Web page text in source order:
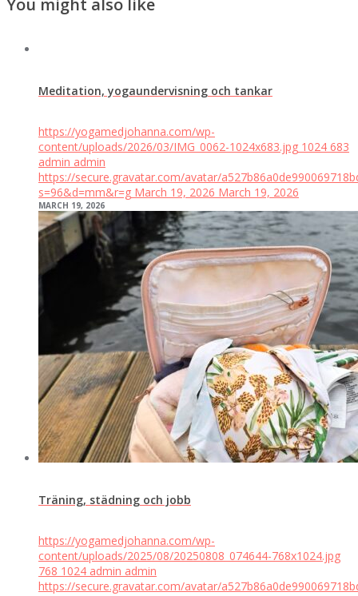
Meditation, yogaundervisning och tankar
https://yogamedjohanna.com/wp-
content/uploads/2026/03/IMG_0062-1024x683.jpg 1024 683
admin admin
https://secure.gravatar.com/avatar/
s=96&d=mm&r=g March 19, 2026 March 19, 2026
MARCH 19, 2026
Träning, städning och jobb
https://yogamedjohanna.com/wp-
content/uploads/2025/08/20250808_074644-768x1024.jpg
768 1024 admin admin
https://secure.gravatar.com/avatar/